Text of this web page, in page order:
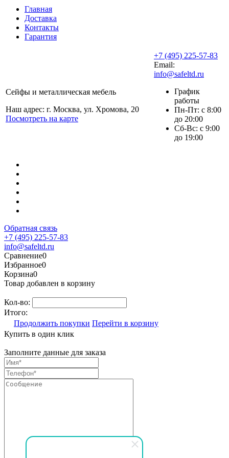
Главная
Доставка
Контакты
Гарантия
Сейфы и металлическая мебель
Наш адрес: г. Москва, ул. Хромова, 20
Посмотреть на карте
+7 (495) 225-57-83
Email:
info@safeltd.ru
График
работы
Пн-Пт: с 8:00
до 20:00
Сб-Вс: с 9:00
до 19:00
Обратная связь
+7 (495) 225-57-83
info@safeltd.ru
Сравнение0
Избранное0
Корзина0
Товар добавлен в корзину
Кол-во:
Итого:
Продолжить покупки Перейти в корзину
Купить в один клик
Заполните данные для заказа